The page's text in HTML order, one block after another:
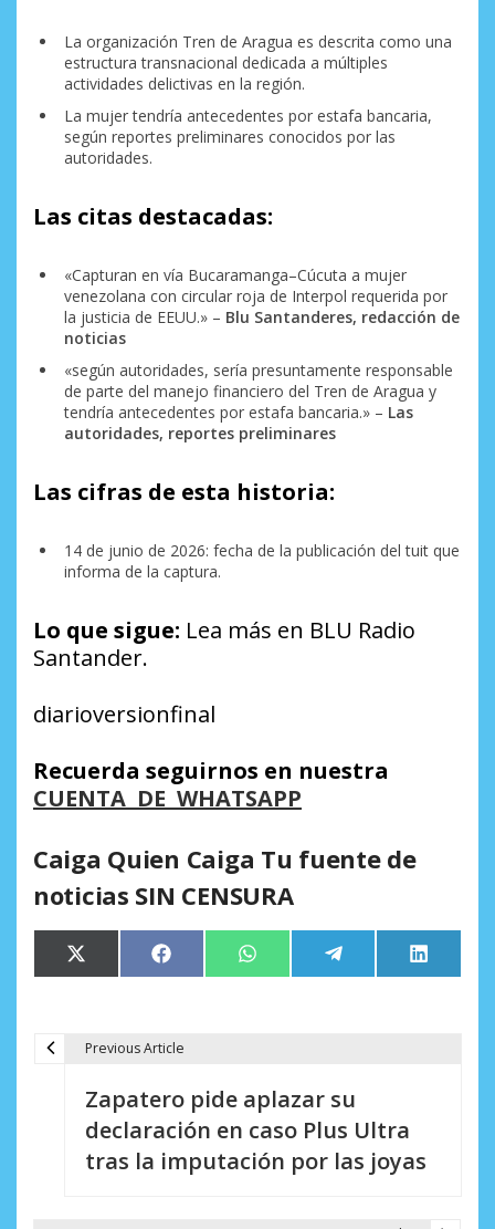
La organización Tren de Aragua es descrita como una
estructura transnacional dedicada a múltiples
actividades delictivas en la región.
La mujer tendría antecedentes por estafa bancaria,
según reportes preliminares conocidos por las
autoridades.
Las citas destacadas:
«Capturan en vía Bucaramanga–Cúcuta a mujer
venezolana con circular roja de Interpol requerida por
la justicia de EEUU.» – Blu Santanderes, redacción de
noticias
«según autoridades, sería presuntamente responsable
de parte del manejo financiero del Tren de Aragua y
tendría antecedentes por estafa bancaria.» – Las
autoridades, reportes preliminares
Las cifras de esta historia:
14 de junio de 2026: fecha de la publicación del tuit que
informa de la captura.
Lo que sigue: Lea más en BLU Radio
Santander.
diarioversionfinal
Recuerda seguirnos en nuestra
CUENTA DE WHATSAPP
Caiga Quien Caiga Tu fuente de
noticias SIN CENSURA
Compartir
en
X
(Twitter)
Compartir
en
Facebook Compartir
en
WhatsApp Compartir
en
Telegram
en
LinkedIn
Previous Article
Zapatero pide aplazar su
declaración en caso Plus Ultra
tras la imputación por las joyas